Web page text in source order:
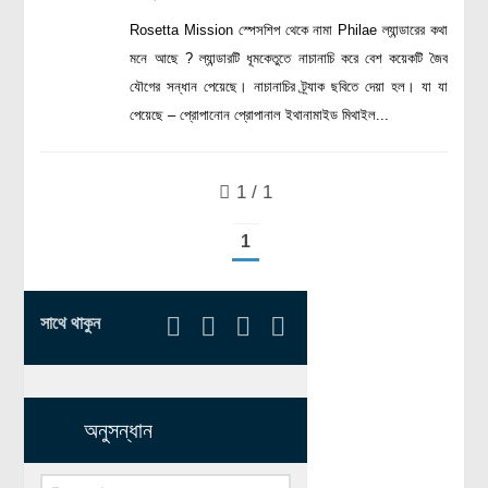
পরিবেশ দূষণ
কম্পিউটার সায়েন্স
ইলেকট্রিক্যাল ইঞ্জিনিয়ারিং
জেনেটিক ইঞ্জিনিয়ারিং
বায়োটেকনোলজি
দৈনন্দিন জীবনে বিজ্ঞানের প্রয়োগ
Rosetta Mission স্পেসশিপ থেকে নামা Philae ল্যান্ডারের কথা
মনে আছে ? ল্যান্ডারটি ধূমকেতুতে নাচানাচি করে বেশ কয়েকটি জৈব
যৌগের সন্ধান পেয়েছে। নাচানাচির ট্র্যাক ছবিতে দেয়া হল। যা যা
পেয়েছে – প্রোপানোন প্রোপানাল ইথানামাইড মিথাইল...
1 / 1
1
সাথে থাকুন
অনুসন্ধান